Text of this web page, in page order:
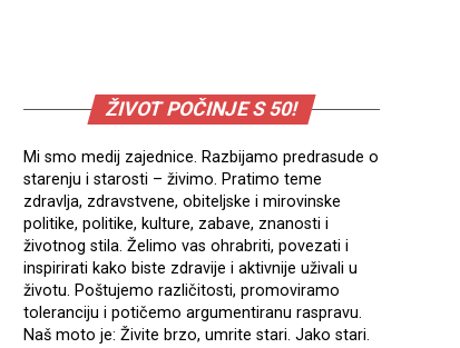
ŽIVOT POČINJE S 50!
Mi smo medij zajednice. Razbijamo predrasude o
starenju i starosti – živimo. Pratimo teme
zdravlja, zdravstvene, obiteljske i mirovinske
politike, politike, kulture, zabave, znanosti i
životnog stila. Želimo vas ohrabriti, povezati i
inspirirati kako biste zdravije i aktivnije uživali u
životu. Poštujemo različitosti, promoviramo
toleranciju i potičemo argumentiranu raspravu.
Naš moto je: Živite brzo, umrite stari. Jako stari.